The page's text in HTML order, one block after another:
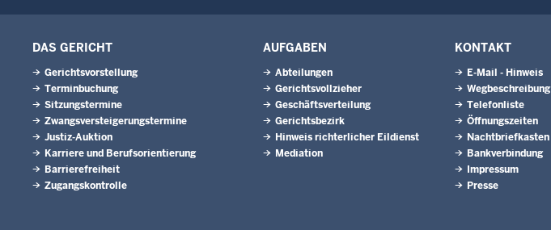
DAS GERICHT
Gerichtsvorstellung
Terminbuchung
Sitzungstermine
Zwangsversteigerungs­termine
Justiz-Auktion
Karriere und Berufsorientierung
Barrierefreiheit
Zugangskontrolle
AUFGABEN
Abteilungen
Gerichtsvollzieher
Geschäftsverteilung
Gerichtsbezirk
Hinweis richterlicher Eildienst
Mediation
KONTAKT
E-Mail - Hinweis
Wegbeschreibung
Telefonliste
Öffnungszeiten
Nachtbriefkasten
Bankverbindung
Impressum
Presse